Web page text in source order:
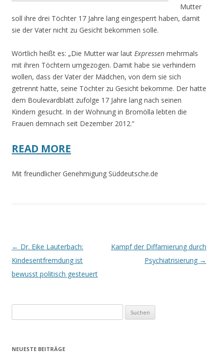
Mutter
soll ihre drei Töchter 17 Jahre lang eingesperrt haben, damit
sie der Vater nicht zu Gesicht bekommen solle.
Wörtlich heißt es: „Die Mutter war laut Expressen mehrmals
mit ihren Töchtern umgezogen. Damit habe sie verhindern
wollen, dass der Vater der Mädchen, von dem sie sich
getrennt hatte, seine Töchter zu Gesicht bekomme. Der hatte
dem Boulevardblatt zufolge 17 Jahre lang nach seinen
Kindern gesucht. In der Wohnung in Bromölla lebten die
Frauen demnach seit Dezember 2012.“
READ MORE
Mit freundlicher Genehmigung Süddeutsche.de
Beitrags-
Navigation
← Dr. Eike Lauterbach:
Kindesentfremdung ist
bewusst politisch gesteuert
Kampf der Diffamierung durch
Psychiatrisierung →
nach:
NEUESTE BEITRÄGE